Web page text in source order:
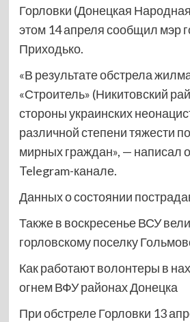
Горловки (Донецкая
этом 14 апреля сообщил мэр
Приходько.
«В результате обстрела
«Строитель» (Никитовский
стороны украинских
различной степени тяжести
мирных граждан», — написал
Telegram-канале.
Данных о состоянии
Также в воскресенье ВСУ
горловскому поселку
Как работают волонтеры в
огнем ВФУ районах Донецка
При обстреле Горловки 13